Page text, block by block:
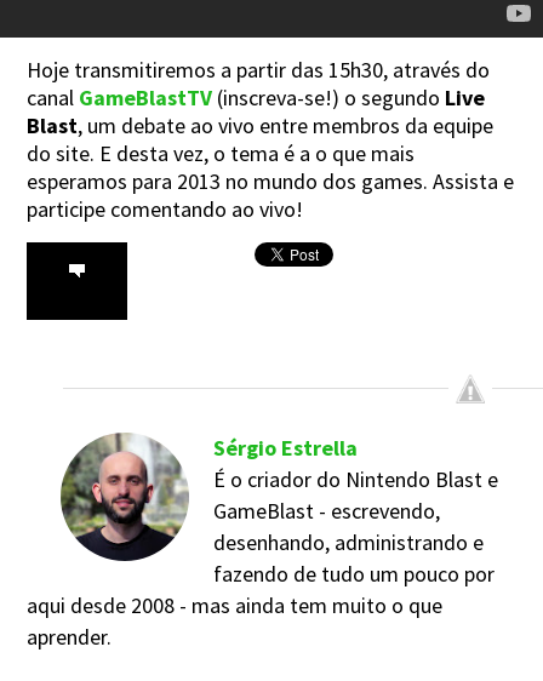
Hoje transmitiremos a partir das 15h30, através do
canal GameBlastTV (inscreva-se!) o segundo Live
Blast, um debate ao vivo entre membros da equipe
do site. E desta vez, o tema é a o que mais
esperamos para 2013 no mundo dos games. Assista e
participe comentando ao vivo!
Sérgio Estrella
É o criador do Nintendo Blast e
GameBlast - escrevendo,
desenhando, administrando e
fazendo de tudo um pouco por
aqui desde 2008 - mas ainda tem muito o que
aprender.